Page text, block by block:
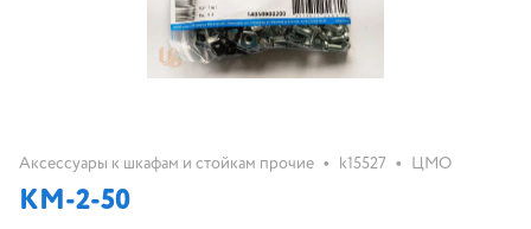
Аксессуары к шкафам и стойкам прочие • k15527 • ЦМО
КМ-2-50